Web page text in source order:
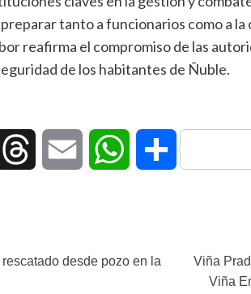
tanto a funcionarios como a
reafirma el compromiso de las
de los habitantes de Ñuble.
Threads Email WhatsAppCompartir
desde pozo en la
Viña
Viña